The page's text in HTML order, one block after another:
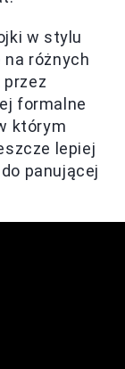
w stylu
różnych
formalne
którym
lepiej
panującej